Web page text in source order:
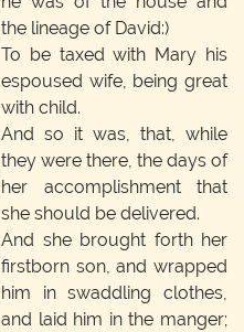
the lineage of David:)
To be taxed with Mary his
espoused wife, being great
with child.
And so it was, that, while
they were there, the days of
her accomplishment that
she should be delivered.
And she brought forth her
firstborn son, and wrapped
him in swaddling clothes,
and laid him in the manger;